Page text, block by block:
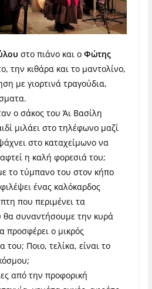
στο πιάνο και ο Φώτης
την κιθάρα και το μαντολίνο,
με γιορτινά τραγούδια,
ο σάκος του Άι Βασίλη
μιλάει στο τηλέφωνο μαζί
στο καταχείμωνο να
η καλή φορεσιά του;
το τύμπανο του στον κήπο
ένας καλόκαρδος
που περιμένει τα
θα συναντήσουμε την κυρά
προσφέρει ο μικρός
του; Ποιο, τελίκα, είναι το
από την προφορική